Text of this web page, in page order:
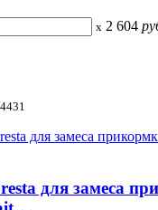
x 2 604
для замеса